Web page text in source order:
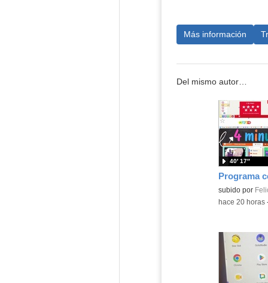
Más información
Del mismo autor…
Contenido
subido por
40′ 17″
-hace 20 horas